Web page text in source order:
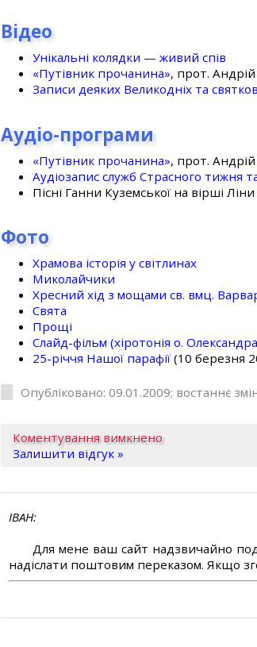
Відео
Унікальні колядки — живий спів
«Путівник прочанина», прот.
Записи деяких Великодніх та
Аудіо-програми
«Путівник прочанина», прот.
Аудіозапис служб Страсного тижня
Пісні Ганни Куземської на вірші
Фото
Храмова історія у світлинах
Миколайчики
Хресний хід з мощами св. вмц.
Свята
Прощі
Слайд-фільм (хіротонія о.
25-рiччя Нашої парафiї (10 березня
Опубліковано: 09.01.2009; востаннє
Коментування вимкнено
Залишити відгук »
ІВАН
Для мене ваш сайт надзвичайно
надіслати поштовим переказом. Якщо